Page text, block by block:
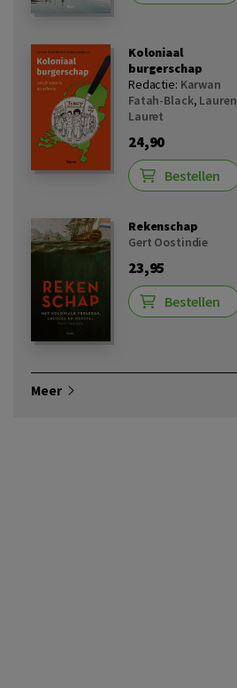
Koloniaal
burgerschap
Redactie: Karwan
Fatah-Black, Lauren
Lauret
24,90
Bestellen
Rekenschap
Gert Oostindie
23,95
Bestellen
Meer